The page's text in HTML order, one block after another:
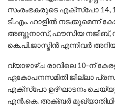
സംരംഭകരുടെ എക്സ്പോ 14,
ടി.എം. ഹാളില്‍ നടക്കുമെന്ന്
അബ്ദുനാസ്, ഫൗസിയ നജീബ്,
കെ.പി.ജാസ്മിന്‍ എന്നിവര്‍
വ്യാഴാഴ്ച രാവിലെ 10-ന്
ഏകോപനസമിതി ജില്ലാ
എക്സ്പോ ഉദ്ഘാടനം
എന്‍.കെ. അക്ബര്‍